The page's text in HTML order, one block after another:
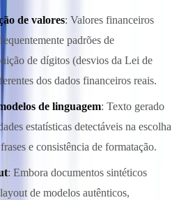
de valores: Valores financeiros
padrões de
de dígitos (desvios da Lei de
dos dados financeiros reais.
de linguagem: Texto gerado
estatísticas detectáveis na escolha
e consistência de formatação.
: Embora documentos sintéticos
de modelos autênticos,